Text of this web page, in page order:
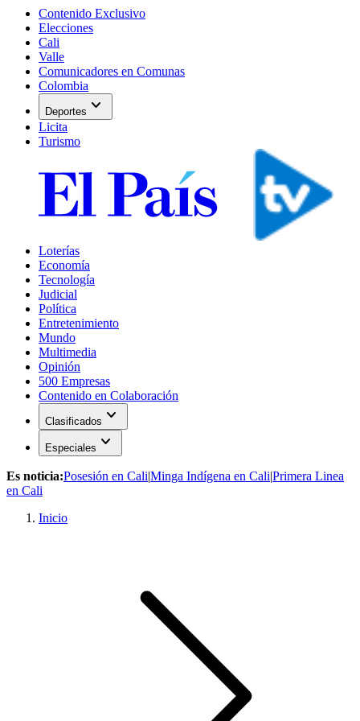
Contenido Exclusivo
Elecciones
Cali
Valle
Comunicadores en Comunas
Colombia
Deportes expand_more
Licita
Turismo
Loterías
Economía
Tecnología
Judicial
Política
Entretenimiento
Mundo
Multimedia
Opinión
500 Empresas
Contenido en Colaboración
Clasificados expand_more
Especiales expand_more
Es noticia:Posesión en Cali|Minga Indígena en Cali|Primera Linea
en Cali
Inicio